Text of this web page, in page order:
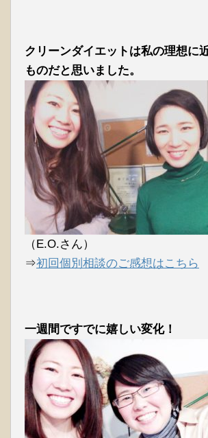
クリーンダイエットは私の理想に
ものだと思いました。
（E.O.さん）
⇒初回個別相談のご感想はこちら
一週間ですでに嬉しい変化！